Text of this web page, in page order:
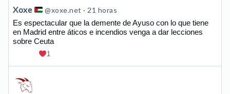
de
Xoxe
en
Bluesky
Xoxe @xoxe.net
21 horas
Es espectacular que la demente de Ayuso con lo que tiene
en Madrid entre áticos e incendios venga a dar lecciones
sobre Ceuta
1
Ver
publicación